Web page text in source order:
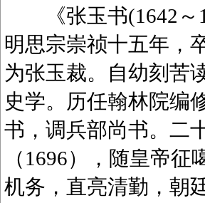
《张玉书(1642～
明思宗崇祯十五年，
为张玉裁。自幼刻苦
史学。历任翰林院编
书，调兵部尚书。二
（1696），随皇帝
机务，直亮清勤，朝